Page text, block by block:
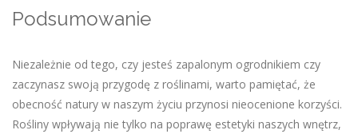
Podsumowanie
Niezależnie od tego, czy jesteś zapalonym ogrodnikiem czy
zaczynasz swoją przygodę z roślinami, warto pamiętać, że
obecność natury w naszym życiu przynosi nieocenione korzyści.
Rośliny wpływają nie tylko na poprawę estetyki naszych wnętrz,